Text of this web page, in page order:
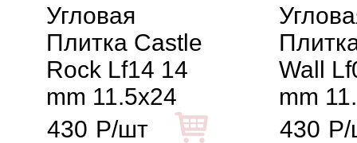
Угловая
Плитка Castle
Rock Lf14 14
mm 11.5x24
430 Р/шт
Wall
mm
430 Р/